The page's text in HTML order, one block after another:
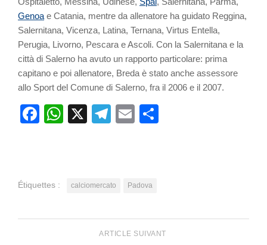
Genoa e Catania, mentre da allenatore ha guidato Reggina,
Salernitana, Vicenza, Latina, Ternana, Virtus Entella,
Perugia, Livorno, Pescara e Ascoli. Con la Salernitana e la
città di Salerno ha avuto un rapporto particolare: prima
capitano e poi allenatore, Breda è stato anche assessore
allo Sport del Comune di Salerno, fra il 2006 e il 2007.
Facebook
WhatsApp
X Telegram
Email
Étiquettes : calciomercato Padova
ARTICLE SUIVANT